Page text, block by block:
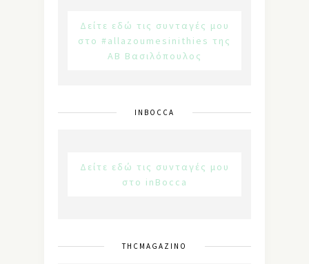
Δείτε εδώ τις συνταγές μου
στο #allazoumesinithies της
ΑΒ Βασιλόπουλος
INBOCCA
Δείτε εδώ τις συνταγές μου
στο inBocca
THCMAGAZINO